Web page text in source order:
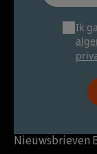
Ik
Nieuwsbrieven